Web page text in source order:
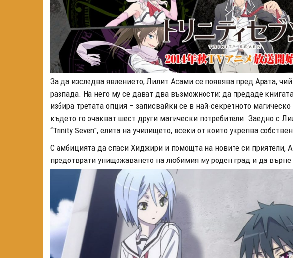
За да изследва явлението, Лилит Асами се появява пред Арата,
разпада. На него му се дават два възможности: да предаде
избира третата опция – записвайки се в най-секретното магическо
където го очакват шест други магически потребители. Заедно с
“Trinity Seven”, елита на училището, всеки от които укрепва
С амбицията да спаси Хиджири и помощта на новите си приятели,
предотврати унищожаването на любимия му роден град и да върне